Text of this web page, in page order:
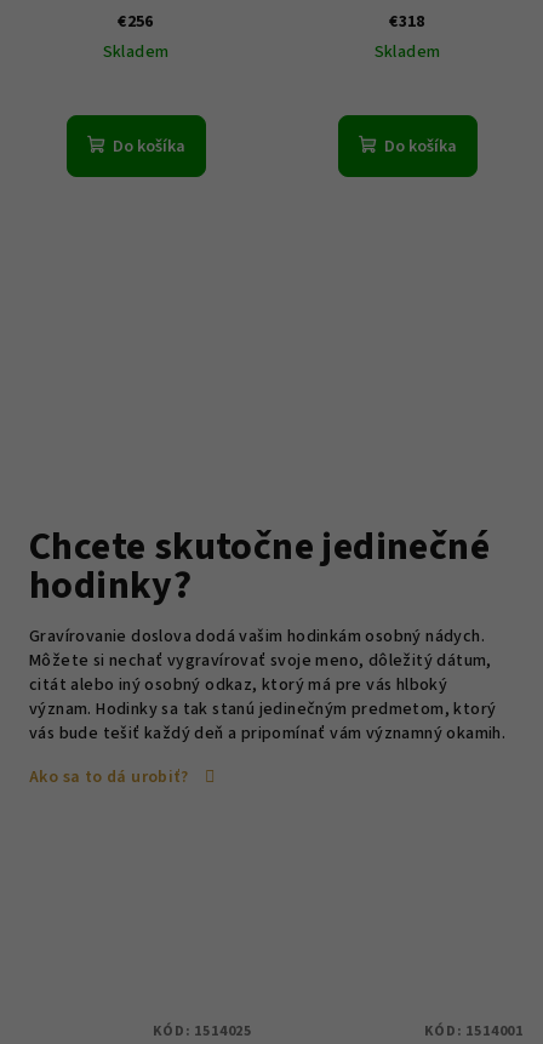
€256
Skladem
Do košíka
€318
Skladem
Do košíka
Chcete skutočne jedinečné
hodinky?
Gravírovanie doslova dodá vašim hodinkám osobný nádych.
Môžete si nechať vygravírovať svoje meno, dôležitý dátum,
citát alebo iný osobný odkaz, ktorý má pre vás hlboký
význam. Hodinky sa tak stanú jedinečným predmetom, ktorý
vás bude tešiť každý deň a pripomínať vám významný okamih.
Ako sa to dá urobiť?
KÓD: 1514025 KÓD: 1514001